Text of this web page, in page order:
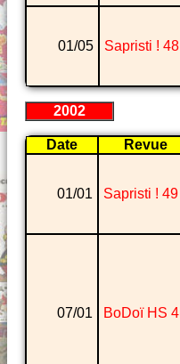
01/05 Sapristi ! 48
2002
Date Revue
01/01 Sapristi ! 49
07/01 BoDoï HS 4